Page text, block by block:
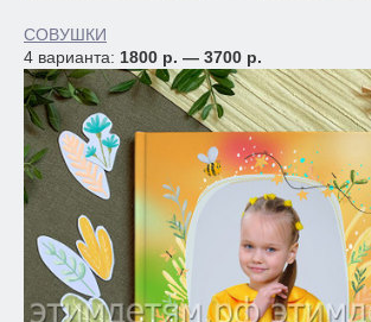
СОВУШКИ
4 варианта: 1800 р. — 3700 р.